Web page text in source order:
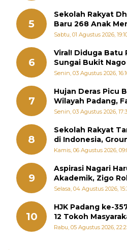
5
Sekolah Rakyat
Baru 268 Anak
Memutus Rantai
Sabtu, 01 Agustus 2026,
6
Viral! Diduga Batu
Sungai Bukit
Warga Khawatir
Senin, 03 Agustus 2026,
7
Hujan Deras Picu
Wilayah Padang,
Perintahkan OPD
Senin, 03 Agustus 2026,
8
Sekolah Rakyat
di Indonesia,
September
Kamis, 06 Agustus 2026,
9
Aspirasi Nagari
Akademik, Zigo
Diperjuangkan di
Selasa, 04 Agustus 2026,
10
HJK Padang ke-
12 Tokoh
Penghargaan
Rabu, 05 Agustus 2026,